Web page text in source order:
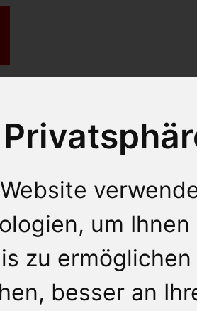
um
zu
besser an